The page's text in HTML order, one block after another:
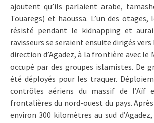
ajoutent qu’ils parlaient arabe,
Touaregs) et haoussa. L’un des
résisté pendant le kidnapping et
ravisseurs se seraient ensuite dirigés vers
direction d’Agadez, à la frontière avec le
occupé par des groupes islamistes. De
été déployés pour les traquer.
contrôles aériens du massif de l’Aïf
frontalières du nord-ouest du pays.
environ 300 kilomètres au sud